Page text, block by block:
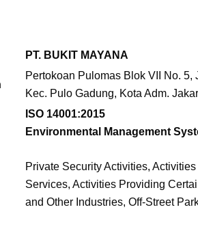
PT. BUKIT MAYANA
Pertokoan Pulomas Blok VII No.
Kec. Pulo Gadung, Kota Adm.
ISO 14001:2015
Environmental Management
Private Security Activities,
Services, Activities Providing
and Other Industries, Off-Street